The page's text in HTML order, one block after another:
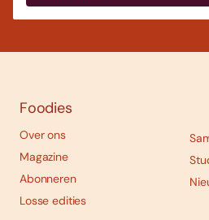
Foodies
Over ons
Magazine
Abonneren
Losse edities